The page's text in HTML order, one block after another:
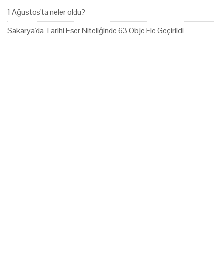
1 Ağustos'ta neler oldu?
Sakarya'da Tarihi Eser Niteliğinde 63 Obje Ele Geçirildi